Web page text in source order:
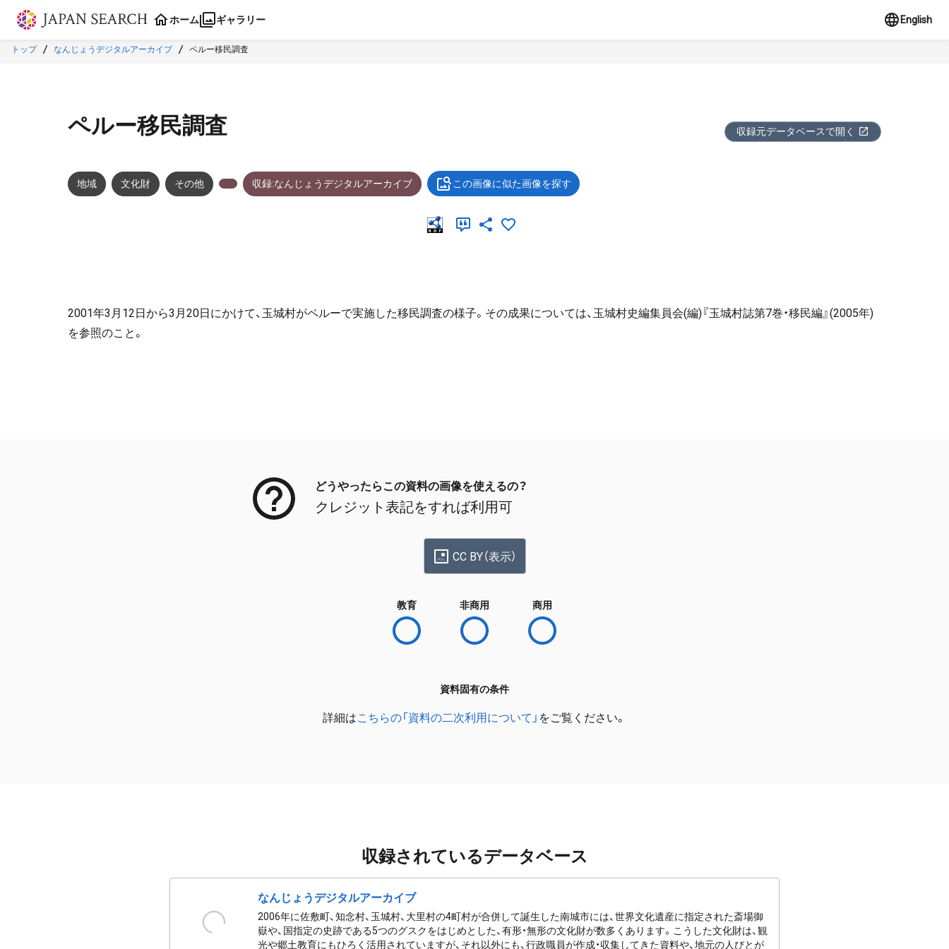
本文に飛ぶ
ホーム ギャラリー English
トップ なんじょうデジタルアーカイブ ペルー移民調査
ペルー移民調査 収録元データベースで開く
地域 文化財 その他 収録:なんじょうデジタルアーカイブ この画像に似た画像を探す
2001年3月12日から3月20日にかけて、玉城村がペルーで実施した移民調査の様子。その成果については、玉城村史編集員会(編)『玉城村誌第7巻・移民編』(2005年)
を参照のこと。
どうやったらこの資料の画像を使えるの？
クレジット表記をすれば利用可
CC BY（表示）
教育 非商用 商用
資料固有の条件
詳細はこちらの「資料の二次利用について」 をご覧ください。
収録されているデータベース
なんじょうデジタルアーカイブ
2006年に佐敷町、知念村、玉城村、大里村の4町村が合併して誕生した南城市には、世界文化遺産に指定された斎場御
嶽や、国指定の史跡である5つのグスクをはじめとした、有形・無形の文化財が数多くあります。こうした文化財は、観
光や郷土教育にもひろく活用されていますが、それ以外にも、行政職員が作成・収集してきた資料や、地元の人びとが